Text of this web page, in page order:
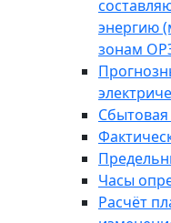
энергию
зонам
Часы
Расчёт